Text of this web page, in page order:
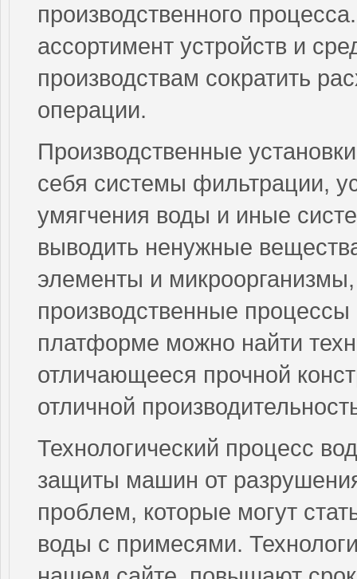
производственного
ассортимент устройств и
производствам сократить
операции.
Производственные
себя системы фильтрации,
умягчения воды и иные
выводить ненужные
элементы и
производственные
платформе можно найти
отличающееся прочной
отличной
Технологический процесс
защиты машин от
проблем, которые могут
воды с примесями.